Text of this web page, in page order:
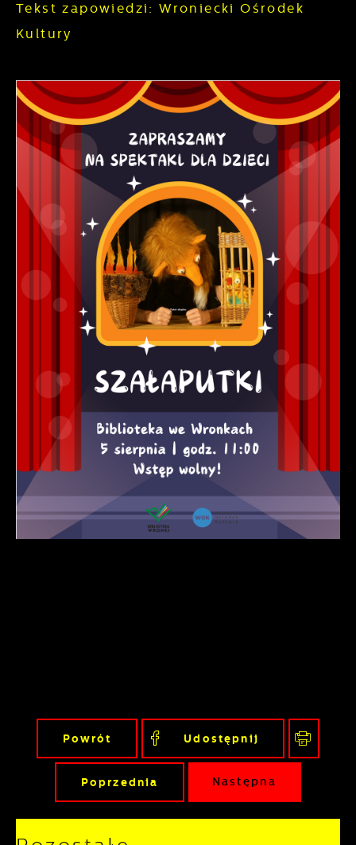
Tekst zapowiedzi: Wroniecki Ośrodek
Kultury
Powrót Udostępnij
Poprzednia Następna